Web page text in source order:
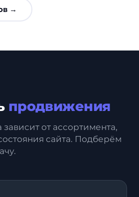
→
продвижения
от ассортимента,
сайта. Подберём